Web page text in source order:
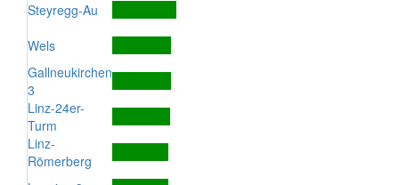
Steyregg-Au
Wels
Gallneukirchen
3
Linz-24er-
Turm
Linz-
Römerberg